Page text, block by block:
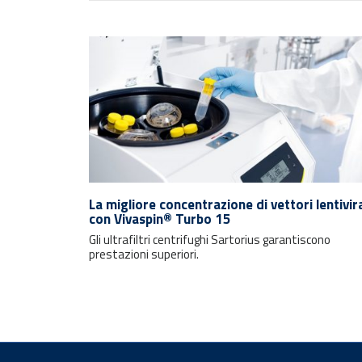
La migliore concentrazione di vettori
con Vivaspin® Turbo 15
Gli ultrafiltri centrifughi Sartorius garantiscono
prestazioni superiori.